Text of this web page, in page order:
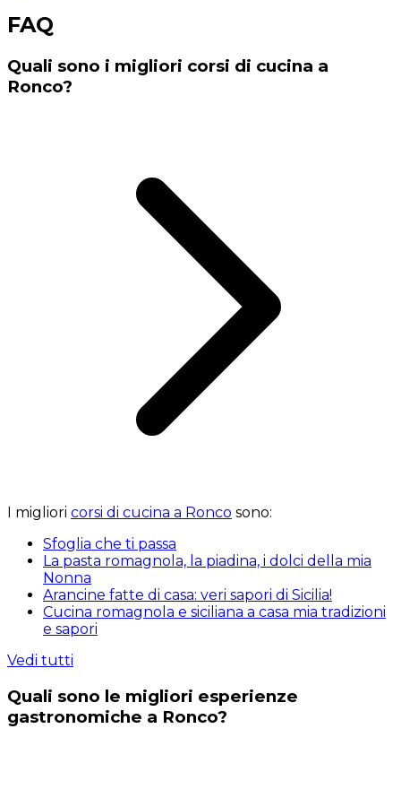
FAQ
Quali sono i migliori corsi di cucina a
Ronco?
I migliori corsi di cucina a Ronco sono:
Sfoglia che ti passa
La pasta romagnola, la piadina, i dolci della mia
Nonna
Arancine fatte di casa: veri sapori di Sicilia!
Cucina romagnola e siciliana a casa mia tradizioni
e sapori
Vedi tutti
Quali sono le migliori esperienze
gastronomiche a Ronco?